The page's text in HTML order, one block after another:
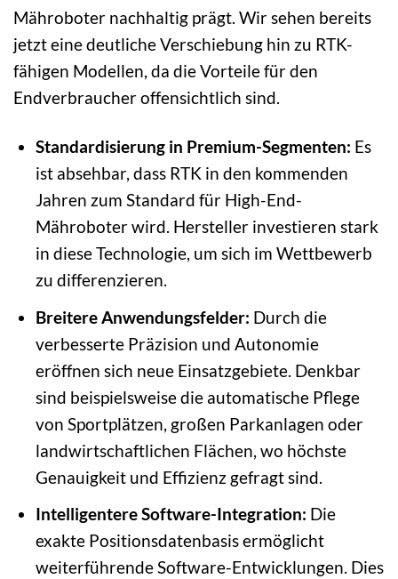
Mähroboter nachhaltig prägt. Wir sehen bereits
jetzt eine deutliche Verschiebung hin zu RTK-
fähigen Modellen, da die Vorteile für den
Endverbraucher offensichtlich sind.
Standardisierung in Premium-Segmenten: Es
ist absehbar, dass RTK in den kommenden
Jahren zum Standard für High-End-
Mähroboter wird. Hersteller investieren stark
in diese Technologie, um sich im Wettbewerb
zu differenzieren.
Breitere Anwendungsfelder: Durch die
verbesserte Präzision und Autonomie
eröffnen sich neue Einsatzgebiete. Denkbar
sind beispielsweise die automatische Pflege
von Sportplätzen, großen Parkanlagen oder
landwirtschaftlichen Flächen, wo höchste
Genauigkeit und Effizienz gefragt sind.
Intelligentere Software-Integration: Die
exakte Positionsdatenbasis ermöglicht
weiterführende Software-Entwicklungen. Dies